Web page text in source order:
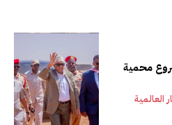
محمية
العالمية